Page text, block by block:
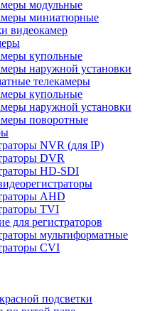
модульные
миниатюрные
видеокамер
купольные
наружной установки
телекамеры
купольные
наружной установки
поворотные
NVR (для IP)
DVR
HD-SDI
AHD
TVI
для регистраторов
мультиформатные
CVI
подсветки